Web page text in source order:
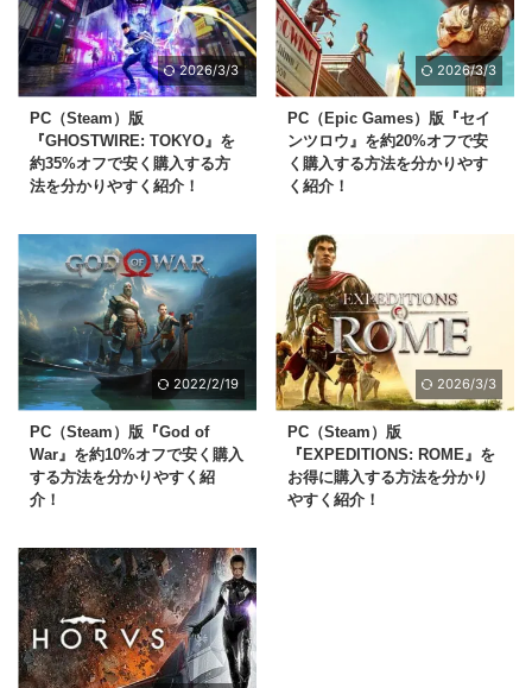
2026/3/3
PC（Steam）版
『GHOSTWIRE: TOKYO』を
約35%オフで安く購入する方
法を分かりやすく紹介！
2026/3/3
PC（Epic Games）版『セイ
ンツロウ』を約20%オフで安
く購入する方法を分かりやす
く紹介！
2022/2/19
PC（Steam）版『God of
War』を約10%オフで安く購入
する方法を分かりやすく紹
介！
2026/3/3
PC（Steam）版
『EXPEDITIONS: ROME』を
お得に購入する方法を分かり
やすく紹介！